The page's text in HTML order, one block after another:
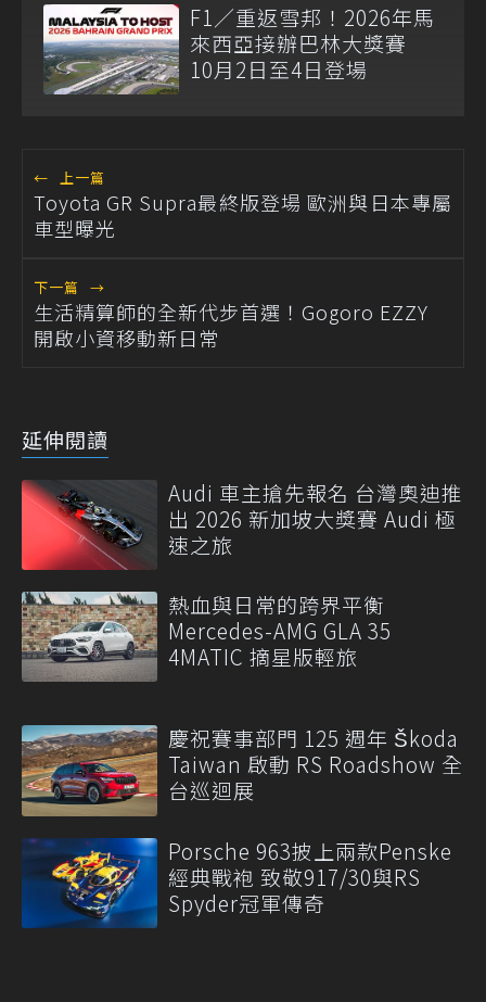
F1／重返雪邦！2026年馬
來西亞接辦巴林大獎賽
10月2日至4日登場
← 上一篇
Toyota GR Supra最終版登場 歐洲與日本專屬
車型曝光
下一篇 →
生活精算師的全新代步首選！Gogoro EZZY
開啟小資移動新日常
延伸閱讀
Audi 車主搶先報名 台灣奧迪推
出 2026 新加坡大獎賽 Audi 極
速之旅
熱血與日常的跨界平衡
Mercedes-AMG GLA 35
4MATIC 摘星版輕旅
慶祝賽事部門 125 週年 Škoda
Taiwan 啟動 RS Roadshow 全
台巡迴展
Porsche 963披上兩款Penske
經典戰袍 致敬917/30與RS
Spyder冠軍傳奇